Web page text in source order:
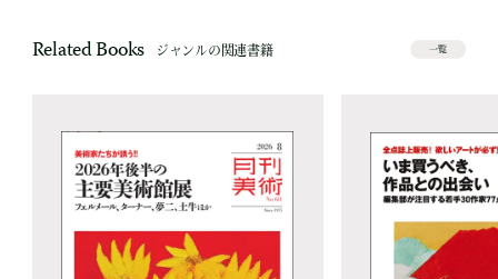
Related Books ジャンルの関連書籍 一覧